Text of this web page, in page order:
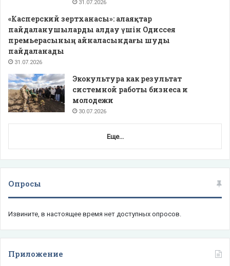
31.07.2026
«Касперский зертханасы»: алаяқтар
пайдаланушыларды алдау үшін Одиссея
премьерасының айналасындағы шуды
пайдаланады
31.07.2026
Экокультура как результат
системной работы бизнеса и
молодежи
30.07.2026
Еще...
Опросы
Извините, в настоящее время нет доступных опросов.
Приложение